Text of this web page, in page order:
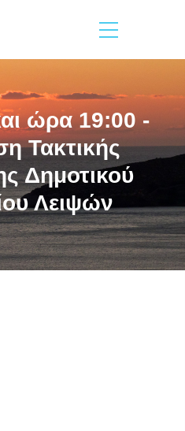
ώρα 19:00 -
Τακτικής
Δημοτικού
Λειψών